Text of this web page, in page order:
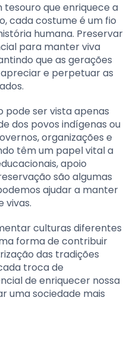
tesouro que enriquece a
cada costume é um fio
humana. Preservar
para manter viva
que as gerações
e perpetuar as
pode ser vista apenas
dos povos indígenas ou
organizações e
têm um papel vital a
apoio
são algumas
ajudar a manter
vivas.
culturas diferentes
forma de contribuir
das tradições
troca de
de enriquecer nossa
uma sociedade mais